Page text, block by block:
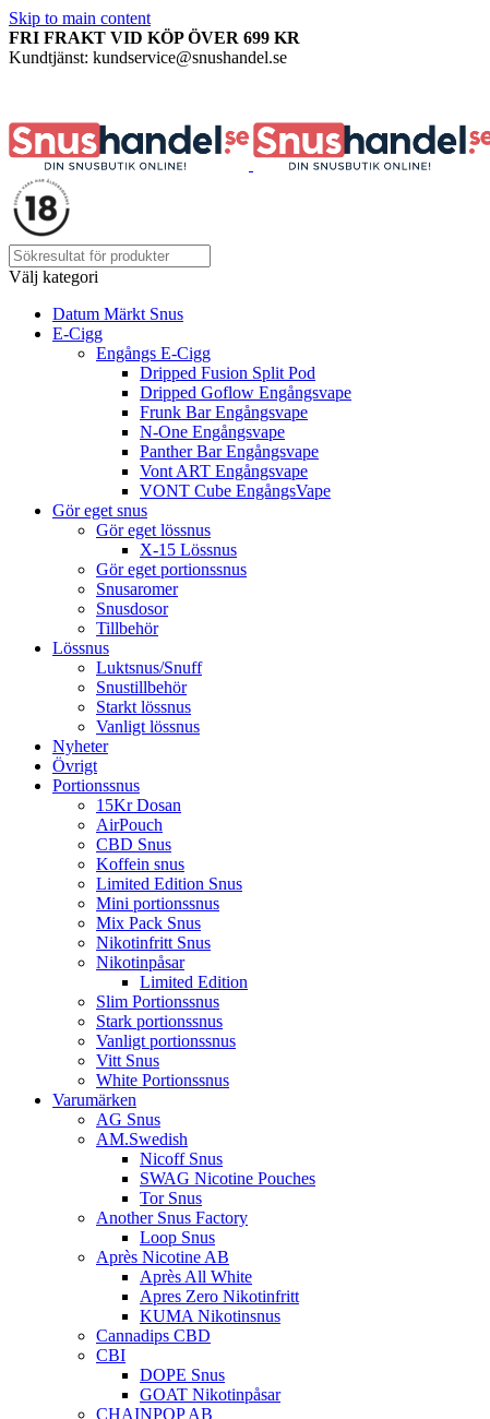
Skip to main content
FRI FRAKT VID KÖP ÖVER 699 KR
Kundtjänst: kundservice@snushandel.se
Välj kategori
Datum Märkt Snus
E-Cigg
Engångs E-Cigg
Dripped Fusion Split Pod
Dripped Goflow Engångsvape
Frunk Bar Engångsvape
N-One Engångsvape
Panther Bar Engångsvape
Vont ART Engångsvape
VONT Cube EngångsVape
Gör eget snus
Gör eget lössnus
X-15 Lössnus
Gör eget portionssnus
Snusaromer
Snusdosor
Tillbehör
Lössnus
Luktsnus/Snuff
Snustillbehör
Starkt lössnus
Vanligt lössnus
Nyheter
Övrigt
Portionssnus
15Kr Dosan
AirPouch
CBD Snus
Koffein snus
Limited Edition Snus
Mini portionssnus
Mix Pack Snus
Nikotinfritt Snus
Nikotinpåsar
Limited Edition
Slim Portionssnus
Stark portionssnus
Vanligt portionssnus
Vitt Snus
White Portionssnus
Varumärken
AG Snus
AM.Swedish
Nicoff Snus
SWAG Nicotine Pouches
Tor Snus
Another Snus Factory
Loop Snus
Après Nicotine AB
Après All White
Apres Zero Nikotinfritt
KUMA Nikotinsnus
Cannadips CBD
CBI
DOPE Snus
GOAT Nikotinpåsar
CHAINPOP AB